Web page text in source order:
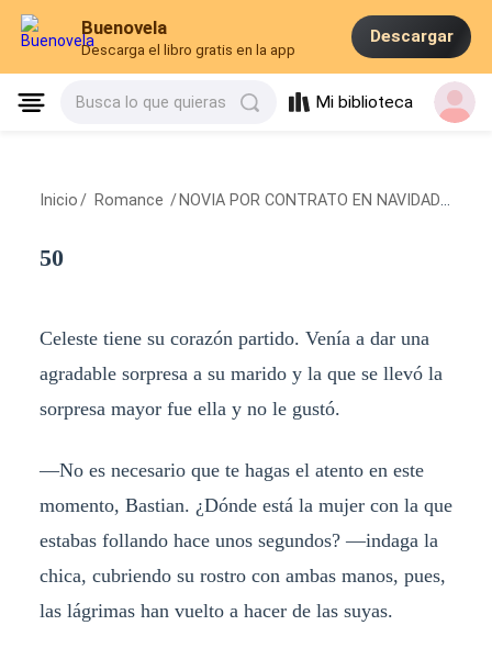
Buenovela
Descarga el libro gratis en la app
Descargar
Busca lo que quieras Mi biblioteca
Inicio / Romance / NOVIA POR CONTRATO EN NAVIDAD
50
Celeste tiene su corazón partido. Venía a dar una
agradable sorpresa a su marido y la que se llevó la
sorpresa mayor fue ella y no le gustó.
—No es necesario que te hagas el atento en este
momento, Bastian. ¿Dónde está la mujer con la que
estabas follando hace unos segundos? —indaga la
chica, cubriendo su rostro con ambas manos, pues,
las lágrimas han vuelto a hacer de las suyas.